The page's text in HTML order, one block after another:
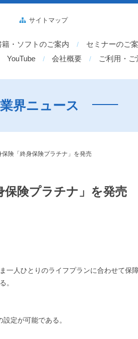
籍・ソフトのご案内 セミナーのご
YouTube 会社概要 ご利用・
サイトマップ
界ニュース
険「終身保険プラチナ」を発売
保険プラチナ」を発売
一人ひとりのライフプランに合わせて
。
定が可能である。